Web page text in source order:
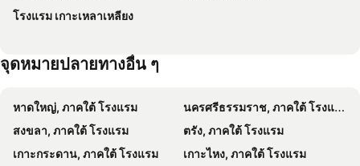
โรงแรม เกาะเหลาเหลียง
จุดหมายปลายทางอื่น ๆ
หาดใหญ่, ภาคใต้ โรงแรม
นครศรีธรรมราช, ภาคใต้ โรงแรม
สงขลา, ภาคใต้ โรงแรม
ตรัง, ภาคใต้ โรงแรม
เกาะกระดาน, ภาคใต้ โรงแรม
เกาะไหง, ภาคใต้ โรงแรม